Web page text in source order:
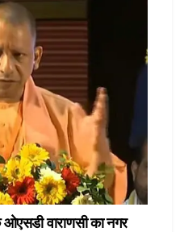
वाराणसी का नगर